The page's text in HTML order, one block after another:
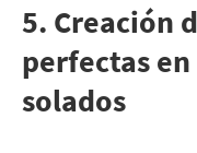
5. Creación
perfectas
solados